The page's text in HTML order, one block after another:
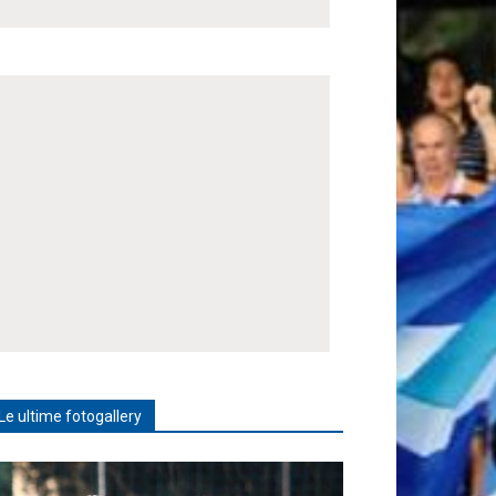
ultime fotogallery